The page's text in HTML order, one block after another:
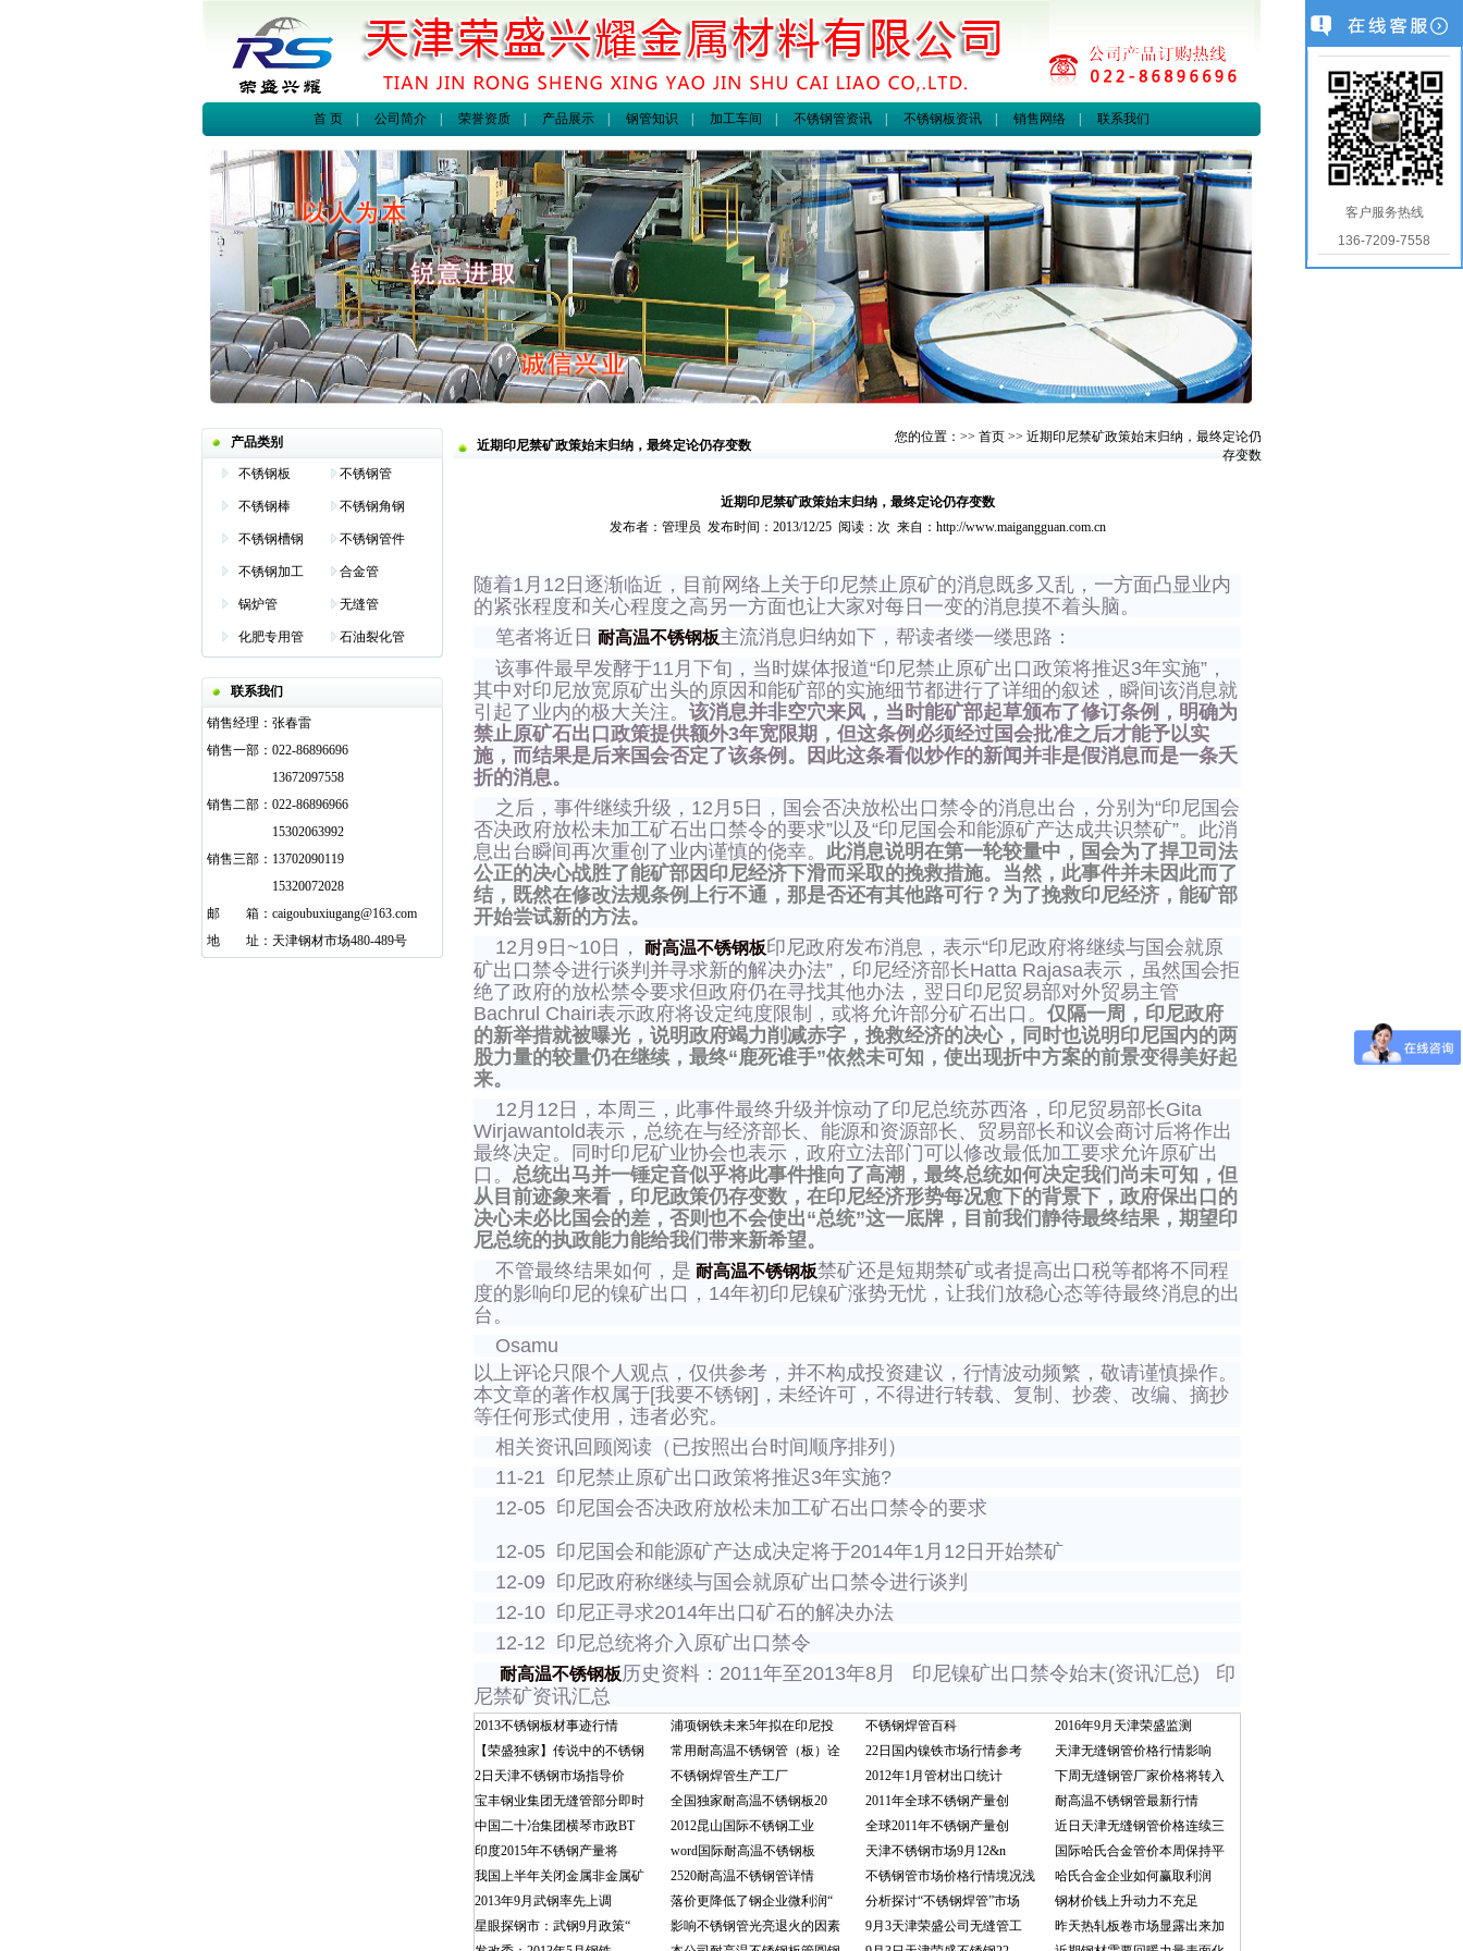
首 页| 公司简介| 荣誉资质| 产品展示| 钢管知识 加工车间 不锈钢管资讯| 不锈钢板资讯| 销售网络| 联系我们
产品类别
不锈钢板 不锈钢管
不锈钢棒 不锈钢角钢
不锈钢槽钢 不锈钢管件
不锈钢加工 合金管
锅炉管 无缝管
化肥专用管 石油裂化管
联系我们
销售经理： 张春雷
销售一部： 022-86896696
13672097558
销售二部： 022-86896966
15302063992
销售三部： 13702090119
15320072028
邮
箱： caigoubuxiugang@163.com
地
址： 天津钢材市场480-489号
近期印尼禁矿政策始末归纳，最终定论仍存变数
您的位置：>> 首页 >> 近期印尼禁矿政策始末归纳，最终定论仍
存变数
近期印尼禁矿政策始末归纳，最终定论仍存变数
发布者：管理员 发布时间：2013/12/25 阅读：次 来自：http://www.maigangguan.com.cn
随着1月12日逐渐临近，目前网络上关于印尼禁止原矿的消息既多又乱，一方面凸显业内
的紧张程度和关心程度之高另一方面也让大家对每日一变的消息摸不着头脑。
笔者将近日 耐高温不锈钢板主流消息归纳如下，帮读者缕一缕思路：
该事件最早发酵于11月下旬，当时媒体报道“印尼禁止原矿出口政策将推迟3年实施”，
其中对印尼放宽原矿出头的原因和能矿部的实施细节都进行了详细的叙述，瞬间该消息就
引起了业内的极大关注。 该消息并非空穴来风，当时能矿部起草颁布了修订条例，明确为
禁止原矿石出口政策提供额外3年宽限期，但这条例必须经过国会批准之后才能予以实
施，而结果是后来国会否定了该条例。因此这条看似炒作的新闻并非是假消息而是一条夭
折的消息。
之后，事件继续升级，12月5日，国会否决放松出口禁令的消息出台，分别为“印尼国会
否决政府放松未加工矿石出口禁令的要求”以及“印尼国会和能源矿产达成共识禁矿”。此消
息出台瞬间再次重创了业内谨慎的侥幸。 此消息说明在第一轮较量中，国会为了捍卫司法
公正的决心战胜了能矿部因印尼经济下滑而采取的挽救措施。当然，此事件并未因此而了
结，既然在修改法规条例上行不通，那是否还有其他路可行？为了挽救印尼经济，能矿部
开始尝试新的方法。
12月9日~10日，
耐高温不锈钢板印尼政府发布消息，表示“印尼政府将继续与国会就原
矿出口禁令进行谈判并寻求新的解决办法”，印尼经济部长Hatta Rajasa表示，虽然国会拒
绝了政府的放松禁令要求但政府仍在寻找其他办法，翌日印尼贸易部对外贸易主管
Bachrul Chairi表示政府将设定纯度限制，或将允许部分矿石出口。 仅隔一周，印尼政府
的新举措就被曝光，说明政府竭力削减赤字，挽救经济的决心，同时也说明印尼国内的两
股力量的较量仍在继续，最终“鹿死谁手”依然未可知，使出现折中方案的前景变得美好起
来。
12月12日，本周三，此事件最终升级并惊动了印尼总统苏西洛，印尼贸易部长Gita
Wirjawantold表示，总统在与经济部长、能源和资源部长、贸易部长和议会商讨后将作出
最终决定。同时印尼矿业协会也表示，政府立法部门可以修改最低加工要求允许原矿出
口。 总统出马并一锤定音似乎将此事件推向了高潮，最终总统如何决定我们尚未可知，但
从目前迹象来看，印尼政策仍存变数，在印尼经济形势每况愈下的背景下，政府保出口的
决心未必比国会的差，否则也不会使出“总统”这一底牌，目前我们静待最终结果，期望印
尼总统的执政能力能给我们带来新希望。
不管最终结果如何，是 耐高温不锈钢板禁矿还是短期禁矿或者提高出口税等都将不同程
度的影响印尼的镍矿出口，14年初印尼镍矿涨势无忧，让我们放稳心态等待最终消息的出
台。
Osamu
以上评论只限个人观点，仅供参考，并不构成投资建议，行情波动频繁，敬请谨慎操作。
本文章的著作权属于[我要不锈钢]，未经许可，不得进行转载、复制、抄袭、改编、摘抄
等任何形式使用，违者必究。
相关资讯回顾阅读（已按照出台时间顺序排列）
11-21 印尼禁止原矿出口政策将推迟3年实施?
12-05 印尼国会否决政府放松未加工矿石出口禁令的要求
12-05 印尼国会和能源矿产达成决定将于2014年1月12日开始禁矿
12-09 印尼政府称继续与国会就原矿出口禁令进行谈判
12-10 印尼正寻求2014年出口矿石的解决办法
12-12 印尼总统将介入原矿出口禁令
耐高温不锈钢板历史资料：2011年至2013年8月 印尼镍矿出口禁令始末(资讯汇总) 印
尼禁矿资讯汇总
2013不锈钢板材事迹行情
【荣盛独家】传说中的不锈钢
2日天津不锈钢市场指导价
宝丰钢业集团无缝管部分即时
中国二十冶集团横琴市政BT
印度2015年不锈钢产量将
我国上半年关闭金属非金属矿
2013年9月武钢率先上调
星眼探钢市：武钢9月政策“
浦项钢铁未来5年拟在印尼投
常用耐高温不锈钢管（板）诠
不锈钢焊管生产工厂
全国独家耐高温不锈钢板20
2012昆山国际不锈钢工业
word国际耐高温不锈钢板
2520耐高温不锈钢管详情
落价更降低了钢企业微利润“
影响不锈钢管光亮退火的因素
不锈钢焊管百科
22日国内镍铁市场行情参考
2012年1月管材出口统计
2011年全球不锈钢产量创
全球2011年不锈钢产量创
天津不锈钢市场9月12&n
不锈钢管市场价格行情境况浅
分析探讨“不锈钢焊管”市场
9月3天津荣盛公司无缝管工
2016年9月天津荣盛监测
天津无缝钢管价格行情影响
下周无缝钢管厂家价格将转入
耐高温不锈钢管最新行情
近日天津无缝钢管价格连续三
国际哈氏合金管价本周保持平
哈氏合金企业如何赢取利润
钢材价钱上升动力不充足
昨天热轧板卷市场显露出来加
客户服务热线
136-7209-7558